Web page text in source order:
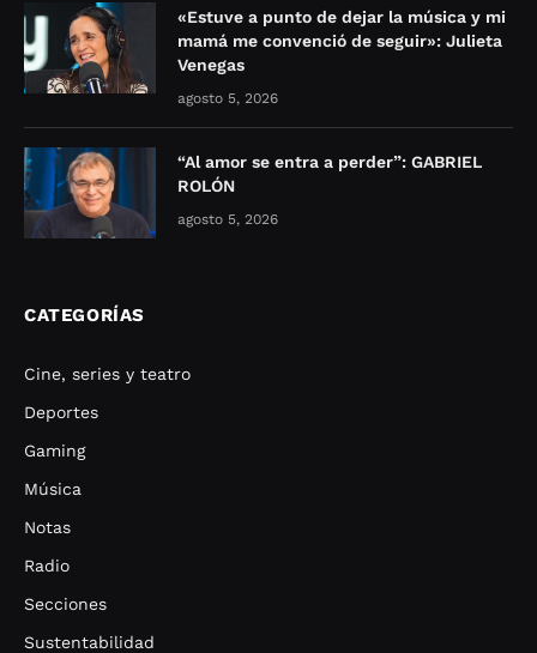
«Estuve a punto de dejar la música y mi
mamá me convenció de seguir»: Julieta
Venegas
agosto 5, 2026
“Al amor se entra a perder”: GABRIEL
ROLÓN
agosto 5, 2026
CATEGORÍAS
Cine, series y teatro
Deportes
Gaming
Música
Notas
Radio
Secciones
Sustentabilidad